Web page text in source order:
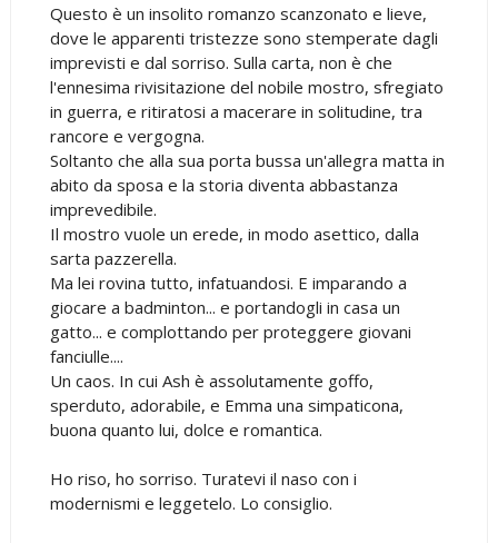
Questo è un insolito romanzo scanzonato e lieve,
dove le apparenti tristezze sono stemperate dagli
imprevisti e dal sorriso. Sulla carta, non è che
l'ennesima rivisitazione del nobile mostro, sfregiato
in guerra, e ritiratosi a macerare in solitudine, tra
rancore e vergogna.
Soltanto che alla sua porta bussa un'allegra matta in
abito da sposa e la storia diventa abbastanza
imprevedibile.
Il mostro vuole un erede, in modo asettico, dalla
sarta pazzerella.
Ma lei rovina tutto, infatuandosi. E imparando a
giocare a badminton... e portandogli in casa un
gatto... e complottando per proteggere giovani
fanciulle....
Un caos. In cui Ash è assolutamente goffo,
sperduto, adorabile, e Emma una simpaticona,
buona quanto lui, dolce e romantica.
Ho riso, ho sorriso. Turatevi il naso con i
modernismi e leggetelo. Lo consiglio.